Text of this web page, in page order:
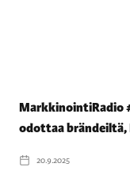
MarkkinointiRadio
odottaa brändeiltä,
20.9.2025